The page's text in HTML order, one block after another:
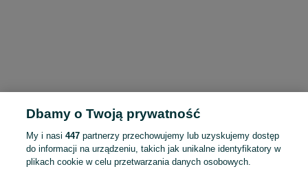
Dbamy o Twoją prywatność
My i nasi447 partnerzy przechowujemy lub uzyskujemy dostęp
do informacji na urządzeniu, takich jak unikalne identyfikatory w
plikach cookie w celu przetwarzania danych osobowych.